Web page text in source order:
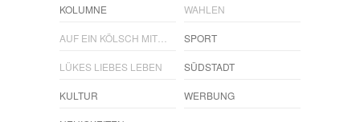
KOLUMNE
AUF EIN KÖLSCH MIT…
LÜKES LIEBES LEBEN
KULTUR
WAHLEN
SPORT
SÜDSTADT
WERBUNG